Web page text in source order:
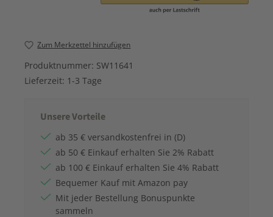
Zum Merkzettel hinzufügen
Produktnummer: SW11641
Lieferzeit: 1-3 Tage
Unsere Vorteile
ab 35 € versandkostenfrei in (D)
ab 50 € Einkauf erhalten Sie 2% Rabatt
ab 100 € Einkauf erhalten Sie 4% Rabatt
Bequemer Kauf mit Amazon pay
Mit jeder Bestellung Bonuspunkte
sammeln